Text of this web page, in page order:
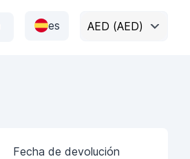
es AED (AED)
Fecha de devolución